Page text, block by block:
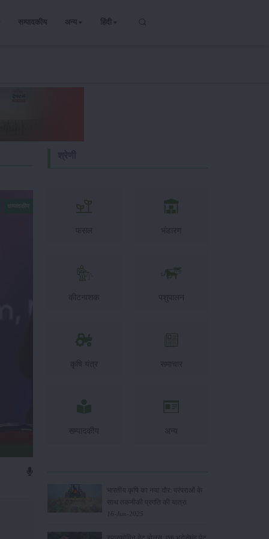
सम्पादकीय अन्य हिंदी
फसल भंडारण
कीटनाशक पशुपालन
कृषि यंत्र समाचार
सम्पादकीय अन्य
भारतीय कृषि का नया दौर: परंपराओं के
साथ तकनीकी प्रगति की यात्रा
16-Jun-2025